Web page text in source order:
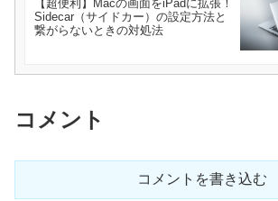
【超便利】Macの画面をiPadに拡張！
Sidecar（サイドカー）の設定方法と
繋がらないときの対処法
コメント
コメントを書き込む